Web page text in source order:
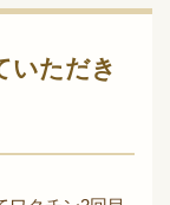
いただき